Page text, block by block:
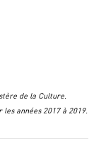
de la Culture.
les années 2017 à 2019.